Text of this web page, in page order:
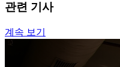
관련 기사
계속 보기